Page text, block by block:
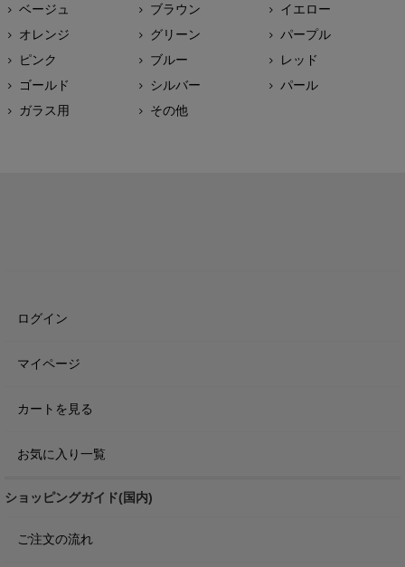
ベージュ
ブラウン
イエロー
オレンジ
グリーン
パープル
ピンク
ブルー
レッド
ゴールド
シルバー
パール
ガラス用
その他
ログイン
マイページ
カートを見る
お気に入り一覧
ショッピングガイド(国内)
ご注文の流れ